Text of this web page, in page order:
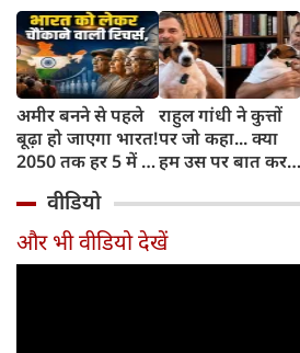
अमीर बनने से पहले
बूढ़ा हो जाएगा भारत!
2050 तक हर 5 में 1
भारतीय होगा 60
साल से ज्यादा उम्र का
राहुल गांधी ने कुत्तों
पर जो कहा... क्या
हम उस पर बात कर
वीडियो
और भी वीडियो देखें